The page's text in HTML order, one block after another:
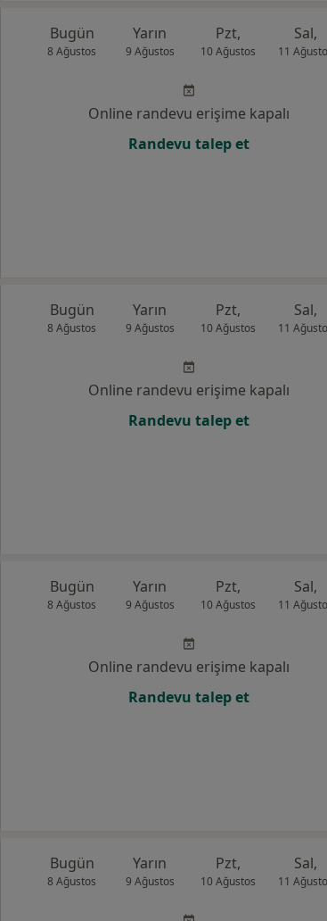
Bugün
8 Ağustos
Yarın
9 Ağustos
Pzt,
10 Ağustos
Sal,
11
Online randevu erişime kapalı
Randevu talep et
Bugün
8 Ağustos
Yarın
9 Ağustos
Pzt,
10 Ağustos
Sal,
11
Online randevu erişime kapalı
Randevu talep et
Bugün
8 Ağustos
Yarın
9 Ağustos
Pzt,
10 Ağustos
Sal,
11
Online randevu erişime kapalı
Randevu talep et
Bugün
8 Ağustos
Yarın
9 Ağustos
Pzt,
10 Ağustos
Sal,
11